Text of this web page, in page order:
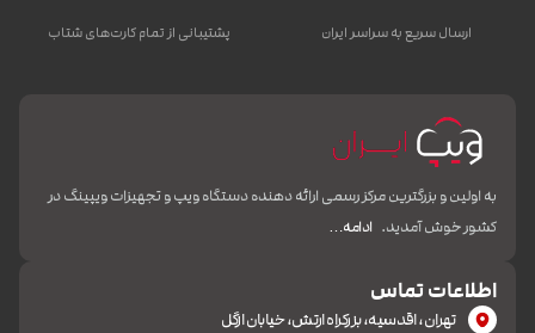
ارسال سریع به سراسر ایران پشتیبانی از تمام کارت‌های شتاب
به اولین و بزرگترین مرکز رسمی ارائه دهنده دستگاه ویپ و تجهیزات ویپینگ در
کشور خوش آمدید. ادامه…
اطلاعات تماس
تهران، اقدسیه، بزرکراه ارتش، خیابان ازگل